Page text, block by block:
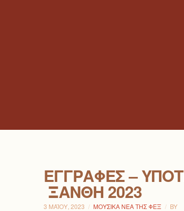
ΕΓΓΡΑΦΈΣ –
ΞΆΝΘΗ 2023
3 ΜΑΪ́ΟΥ, 2023 ΜΟΥΣΙΚΆ ΝΈΑ ΤΗΣ ΦΕΞ BY